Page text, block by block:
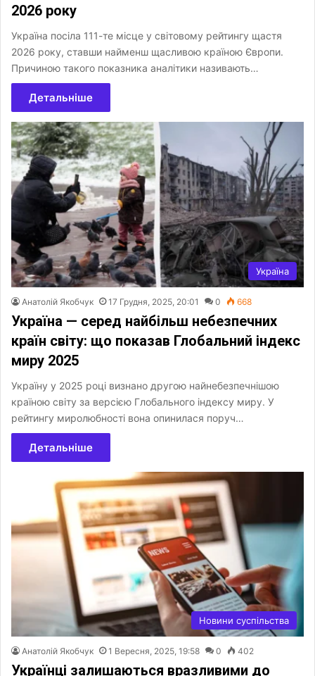
2026 року
Україна посіла 111-те місце у світовому рейтингу щастя
2026 року, ставши найменш щасливою країною Європи.
Причиною такого показника аналітики називають…
Детальніше
Україна
Анатолій Якобчук 17 Грудня, 2025, 20:01 0 668
Україна — серед найбільш небезпечних
країн світу: що показав Глобальний індекс
миру 2025
Україну у 2025 році визнано другою найнебезпечнішою
країною світу за версією Глобального індексу миру. У
рейтингу миролюбності вона опинилася поруч…
Детальніше
Новини суспільства
Анатолій Якобчук 1 Вересня, 2025, 19:58 0 402
Українці залишаються вразливими до